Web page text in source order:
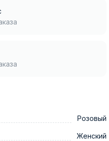
Розовый
Женский